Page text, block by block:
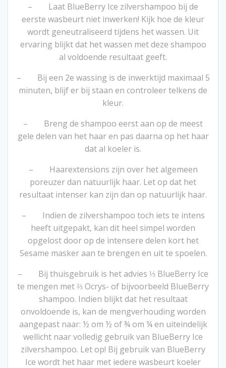
– Laat BlueBerry Ice zilvershampoo bij de
eerste wasbeurt niet inwerken! Kijk hoe de kleur
wordt geneutraliseerd tijdens het wassen. Uit
ervaring blijkt dat het wassen met deze shampoo
al voldoende resultaat geeft.
– Bij een 2e wassing is de inwerktijd maximaal 5
minuten, blijf er bij staan en controleer telkens de
kleur.
– Breng de shampoo eerst aan op de meest
gele delen van het haar en pas daarna op het haar
dat al koeler is.
– Haarextensions zijn over het algemeen
poreuzer dan natuurlijk haar. Let op dat het
resultaat intenser kan zijn dan op natuurlijk haar.
– Indien de zilvershampoo toch iets te intens
heeft uitgepakt, kan dit heel simpel worden
opgelost door op de intensere delen kort het
Sesame masker aan te brengen en uit te spoelen.
– Bij thuisgebruik is het advies ⅓ BlueBerry Ice
te mengen met ⅔ Ocrys- of bijvoorbeeld BlueBerry
shampoo. Indien blijkt dat het resultaat
onvoldoende is, kan de mengverhouding worden
aangepast naar: ½ om ½ of ¾ om ¼ en uiteindelijk
wellicht naar volledig gebruik van BlueBerry Ice
zilvershampoo. Let op! Bij gebruik van BlueBerry
Ice wordt het haar met iedere wasbeurt koeler